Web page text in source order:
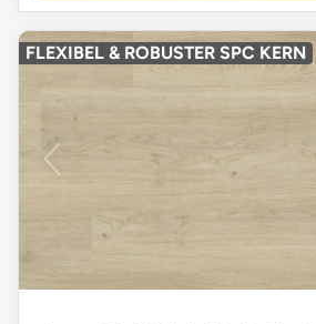
FLEXIBEL & ROBUSTER SPC KERN